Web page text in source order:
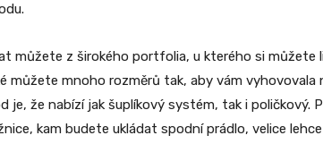
můžete z širokého portfolia, u kterého si
můžete mnoho rozměrů tak, aby vám
je, že nabízí jak šuplíkový systém, tak i poličkový.
kam budete ukládat spodní prádlo, velice